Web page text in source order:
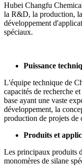
Hubei Changfu
la R&D, la production,
développement
spéciaux.
Puissance
L'équipe technique de
capacités de recherche
base ayant une vaste
développement, la
production de projets de
Produits et
Les principaux produits
monomères de silane